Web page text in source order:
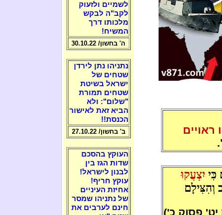
ראויים
יִצְעֲקוּ
וְהִצִּילָם
יט' פסוק כ')
לשמיים ולזעוק
לקב"ה לבקש
מלכותו דרך
המשיח!
ה' בחשון/ 30.10.22
נתניהו נתן לירדן
שטחים של
ישראל בשיטת
שטחים תמורת
"שלום": ולא
הביא זאת לאישור
הכנסת!!
ב' בחשון/ 27.10.22
העוקץ בהסכם
שדות הגז בין
לבנון לישראל!
עוקץ חריף!
אחיזת העיניים
של נתניהו שמסר
חינם לערבים את